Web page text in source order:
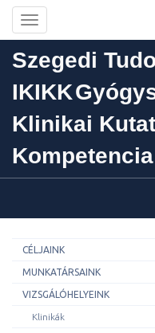
Toggle
navigation
Szegedi
IKIKK
Klinikai
CÉLJAINK
MUNKATÁRSAINK
VIZSGÁLÓHELYEINK
Klinikák